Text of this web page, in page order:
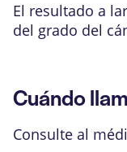
El resultado a
del grado del
Cuándo
Consulte al